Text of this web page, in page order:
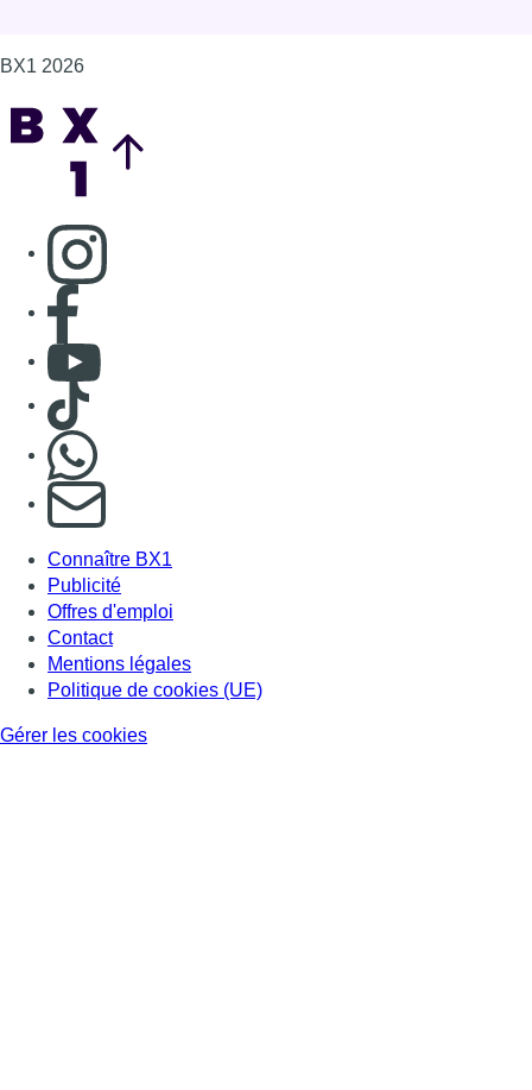
BX1 2026
Consulter page Instagram
Consulter page Facebook
Consulter Youtube
Consulter TikTok
S'abonner à notre newsletter
Connaître BX1
Publicité
Offres d'emploi
Contact
Mentions légales
Politique de cookies (UE)
Gérer les cookies